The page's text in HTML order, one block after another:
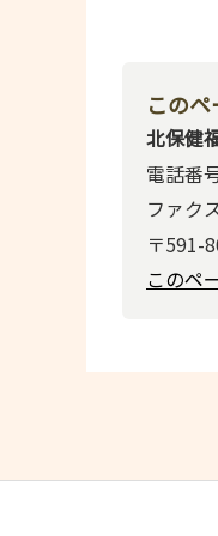
この
北保健
電話番
ファク
〒591-
このペ